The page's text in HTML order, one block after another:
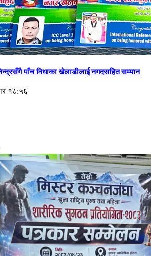
पाँच विधाका खेलाडीलाई नगदसहित सम्मान
१८:५६